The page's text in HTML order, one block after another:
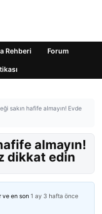
Rehberi Forum
sakın hafife almayın! Evde
almayın!
dikkat edin
ve en son 1 ay 3 hafta önce